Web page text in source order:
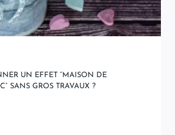
UN EFFET “MAISON DE
SANS GROS TRAVAUX ?